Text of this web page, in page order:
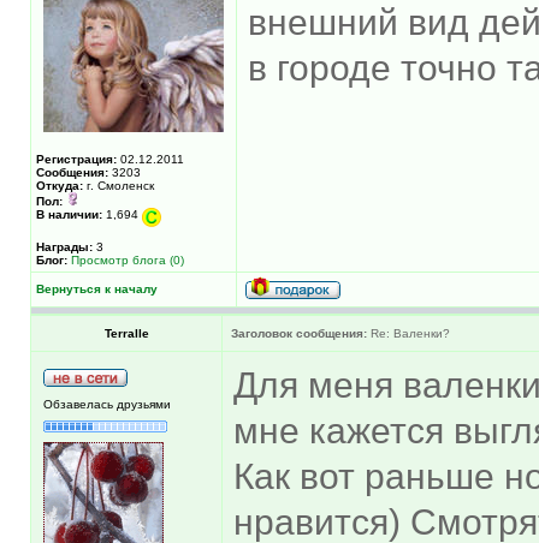
Регистрация: 02.12.2011
Сообщения: 3203
Откуда: г. Смоленск
Пол:
В наличии: 1,694
Награды: 3
Блог: Просмотр блога (0)
внешний вид
в городе точно
Вернуться к началу
Terralle Заголовок сообщения: Re: Валенки?
Обзавелась друзьями
Для меня
мне кажется
Как вот раньше
нравится)